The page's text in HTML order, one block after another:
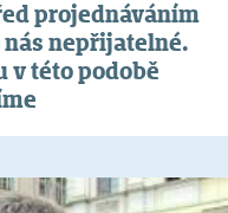
projednáváním
nás nepřijatelné.
v této podobě